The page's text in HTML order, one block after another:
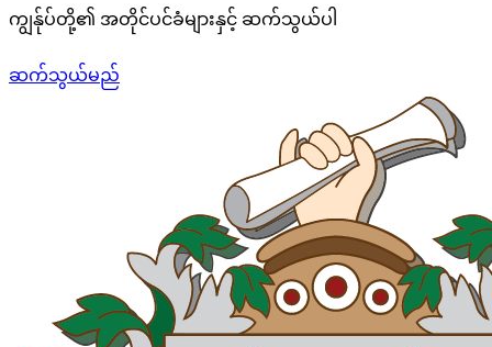
ကျွန်ုပ်တို့၏ အတိုင်ပင်ခံများနှင့် ဆက်သွယ်ပါ
ဆက်သွယ်မည်